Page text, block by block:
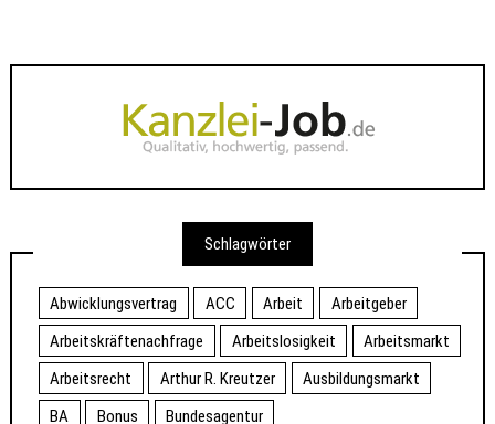
Schlagwörter
Abwicklungsvertrag ACC Arbeit
Arbeitgeber
Arbeitskräftenachfrage
Arbeitslosigkeit
Arbeitsmarkt
Arbeitsrecht
Arthur R. Kreutzer
Ausbildungsmarkt
BA
Bonus
Bundesagentur